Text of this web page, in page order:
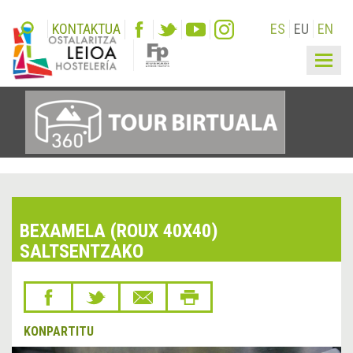
KONTAKTUA ES EU EN
BEXAMELA (ROUX 40X40)
SALTSENTZAKO
KONPARTITU